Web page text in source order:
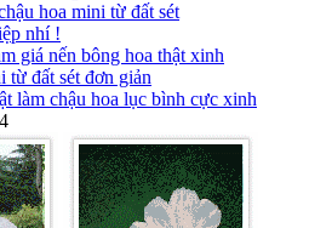
hoa mini từ đất sét
nhí !
giá nến bông hoa thật xinh
từ đất sét đơn giản
làm chậu hoa lục bình cực xinh